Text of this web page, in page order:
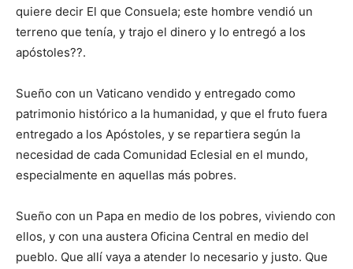
quiere decir El que Consuela; este hombre vendió un
terreno que tenía, y trajo el dinero y lo entregó a los
apóstoles??.
Sueño con un Vaticano vendido y entregado como
patrimonio histórico a la humanidad, y que el fruto fuera
entregado a los Apóstoles, y se repartiera según la
necesidad de cada Comunidad Eclesial en el mundo,
especialmente en aquellas más pobres.
Sueño con un Papa en medio de los pobres, viviendo con
ellos, y con una austera Oficina Central en medio del
pueblo. Que allí vaya a atender lo necesario y justo. Que